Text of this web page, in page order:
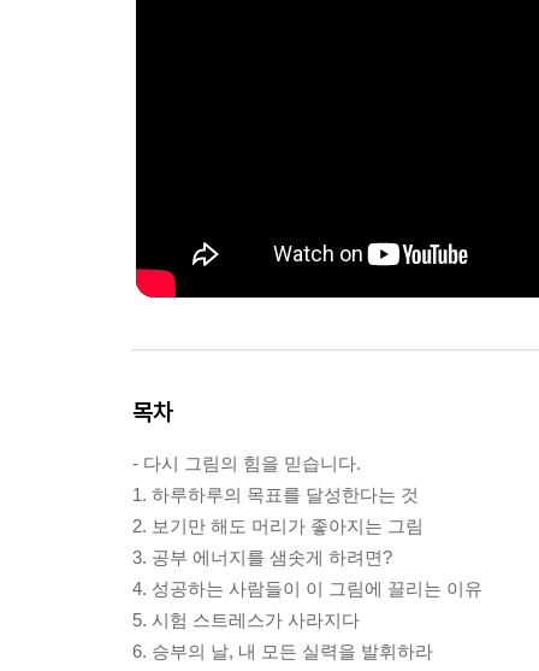
목차
- 다시 그림의 힘을 믿습니다.
1. 하루하루의 목표를 달성한다는 것
2. 보기만 해도 머리가 좋아지는 그림
3. 공부 에너지를 샘솟게 하려면?
4. 성공하는 사람들이 이 그림에 끌리는 이유
5. 시험 스트레스가 사라지다
6. 승부의 날, 내 모든 실력을 발휘하라